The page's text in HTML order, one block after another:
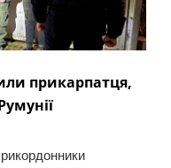
прикарпатця,